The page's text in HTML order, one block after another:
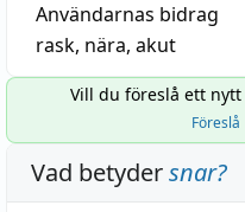
Användarnas bidrag
rask, nära, akut
Vill du föreslå ett
Föreslå
Vad betydersnar?